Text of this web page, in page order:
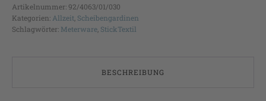
Artikelnummer: 92/4063/01/030
Kategorien: Allzeit Scheibengardinen
Schlagwörter: Meterware StickTextil
BESCHREIBUNG